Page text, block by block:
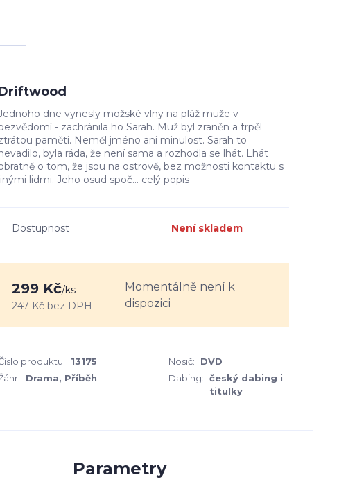
dne vynesly možské vlny na pláž muže v
- zachránila ho Sarah. Muž byl zraněn a trpěl
paměti. Neměl jméno ani minulost. Sarah to
byla ráda, že není sama a rozhodla se lhát. Lhát
o tom, že jsou na ostrově, bez možnosti kontaktu s
lidmi. Jeho osud spoč... celý popis
Dostupnost Není skladem
299 Kč/ks
247 Kč bez DPH
Momentálně není k
dispozici
produktu: 13175 Nosič:
DVD
Drama, Příběh Dabing: český dabing i
titulky
Parametry